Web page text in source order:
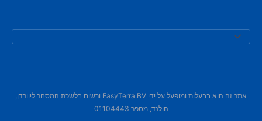
אתר זה הוא בבעלות ומופעל על ידי EasyTerra BV ורשום בלשכת המסחר ליוורדן,
הולנד, מספר 01104443